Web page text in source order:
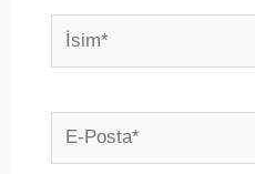
İsim*
E-
Posta*